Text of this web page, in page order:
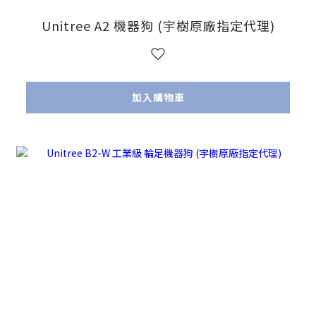
Unitree A2 機器狗 (宇樹原廠指定代理)
加入購物車